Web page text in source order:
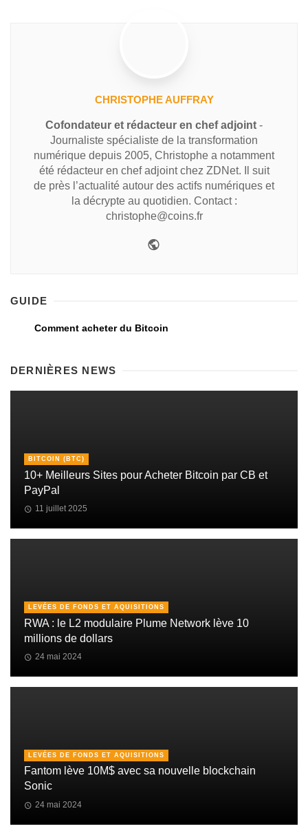
CHRISTOPHE AUFFRAY
Cofondateur et rédacteur en chef adjoint -
Journaliste spécialiste de la transformation
numérique depuis 2005, Christophe a notamment
été rédacteur en chef adjoint chez ZDNet. Il suit
de près l’actualité autour des actifs numériques et
la décrypte au quotidien. Contact :
christophe@coins.fr
GUIDE
Comment acheter du Bitcoin
DERNIÈRES NEWS
BITCOIN (BTC)
10+ Meilleurs Sites pour Acheter Bitcoin par CB et
PayPal
11 juillet 2025
LEVÉES DE FONDS ET AQUISITIONS
RWA : le L2 modulaire Plume Network lève 10
millions de dollars
24 mai 2024
LEVÉES DE FONDS ET AQUISITIONS
Fantom lève 10M$ avec sa nouvelle blockchain
Sonic
24 mai 2024